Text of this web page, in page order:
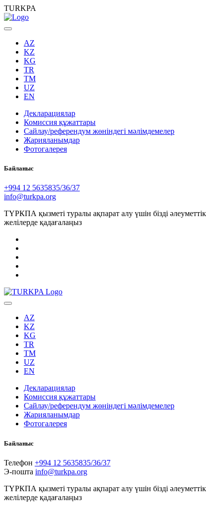
TURKPA
AZ
KZ
KG
TR
TM
UZ
EN
Декларациялар
Комиссия құжаттары
Сайлау/референдум жөніндегі мәлімдемелер
Жарияланымдар
Фотогалерея
Байланыс
+994 12 5635835/36/37
info@turkpa.org
ТҮРКПА қызметі туралы ақпарат алу үшін бізді әлеуметтік
желілерде қадағалаңыз
AZ
KZ
KG
TR
TM
UZ
EN
Декларациялар
Комиссия құжаттары
Сайлау/референдум жөніндегі мәлімдемелер
Жарияланымдар
Фотогалерея
Байланыс
Телефон +994 12 5635835/36/37
Э-пошта info@turkpa.org
ТҮРКПА қызметі туралы ақпарат алу үшін бізді әлеуметтік
желілерде қадағалаңыз